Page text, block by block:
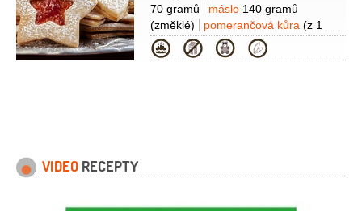
70 gramů
máslo 140 gramů
(změklé)
pomerančová kůra (z 1
pomeranče)
žloutek2 kusy
malinový(na potření)
cukr krystal
Kategorie
VIDEO RECEPTY